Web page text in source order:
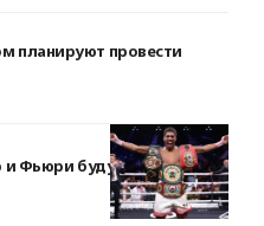
планируют провести
и Фьюри будут готовы —